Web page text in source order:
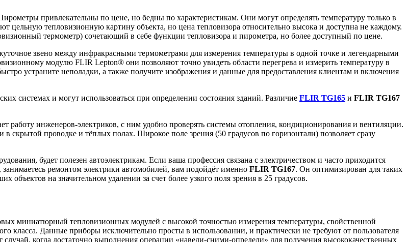
привлекательны по цене, но бедны по характеристикам. Они могут определять температуру только в
цельную тепловизионную картину объекта, но цена тепловизора относительно высока и доступна не каждому.
термометр) сочетающий в себе функции тепловизора и пирометра, но более доступный по цене.
звено между инфракрасными термометрами для измерения температуры в одной точке и легендарными
модулю FLIR Lepton® они позволяют точно увидеть области перегрева и измерить температуру в
устраните неполадки, а также получите изображения и данные для предоставления клиентам и включения
системах и могут использоваться при определении состояния зданий. Различие FLIR TG165 и FLIR TG167
работу инженеров-электриков, с ним удобно проверять системы отопления, кондиционирования и вентиляции.
в скрытой проводке и тёплых полах. Широкое поле зрения (50 градусов по горизонтали) позволяет сразу
будет полезен автоэлектрикам. Если ваша профессия связана с электричеством и часто приходится
ремонтом электрики автомобилей, вам подойдёт именно FLIR TG167. Он оптимизирован для таких
объектов на значительном удалении за счет более узкого поля зрения в 25 градусов.
миниатюрный тепловизионных модулей с высокой точностью измерения температуры, свойственной
класса. Данные приборы исключительно просты в использовании, и практически не требуют от пользователя
когда достаточно выполнения операции «наведи-сними-определи» для получения высококачественных